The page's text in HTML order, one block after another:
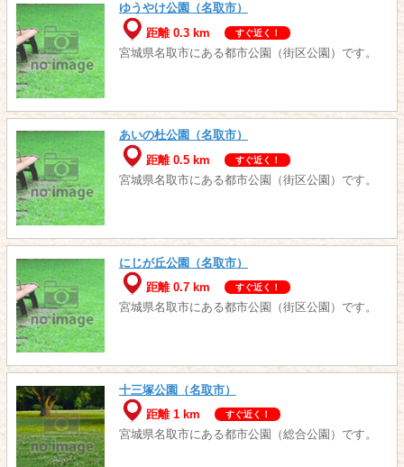
ゆうやけ公園（名取市）
距離 0.3 km
すぐ近く！
宮城県名取市にある都市公園（街区公園）です。
あいの杜公園（名取市）
距離 0.5 km
すぐ近く！
宮城県名取市にある都市公園（街区公園）です。
にじが丘公園（名取市）
距離 0.7 km
すぐ近く！
宮城県名取市にある都市公園（街区公園）です。
十三塚公園（名取市）
距離 1 km
すぐ近く！
宮城県名取市にある都市公園（総合公園）です。